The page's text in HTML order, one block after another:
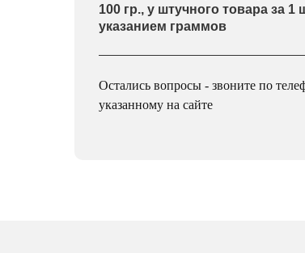
100 гр., у штучного товара за 1
указанием граммов
Остались вопросы - звоните по
указанному на сайте